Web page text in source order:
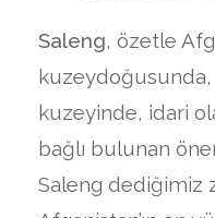
Saleng, özetle
kuzeydoğusunda,
kuzeyinde, idari
bağlı bulunan
Saleng dediğimiz